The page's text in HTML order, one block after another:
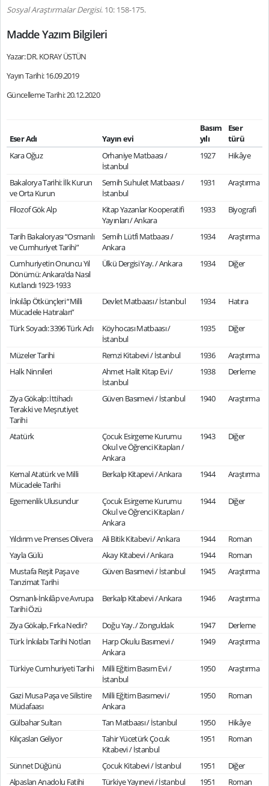
Sosyal Araştırmalar Dergisi. 10: 158-175.
Madde Yazım Bilgileri
Yazar: DR. KORAY ÜSTÜN
Yayın Tarihi: 16.09.2019
Güncelleme Tarihi: 20.12.2020
Eser Adı Yayın evi
Basım
yılı
Eser
türü
Kara Oğuz
Orhaniye Matbaası /
İstanbul
1927 Hikâye
Bakalorya Tarihi: İlk Kurun
ve Orta Kurun
Semih Suhulet Matbaası /
İstanbul
1931 Araştırma
Filozof Gök Alp
Kitap Yazanlar Kooperatifi
Yayınları / Ankara
1933 Biyografi
Tarih Bakaloryası “Osmanlı
ve Cumhuriyet Tarihi”
Semih Lütfi Matbaası /
Ankara
1934 Araştırma
Cumhuriyetin Onuncu Yıl
Dönümü: Ankara’da Nasıl
Kutlandı 1923-1933
Ülkü Dergisi Yay. / Ankara 1934 Diğer
İnkılâp Ötkünçleri “Milli
Mücadele Hatıraları”
Devlet Matbaası / İstanbul 1934 Hatıra
Türk Soyadı: 3396 Türk Adı
Köyhocası Matbaası /
İstanbul
1935 Diğer
Müzeler Tarihi Remzi Kitabevi / İstanbul 1936
Araştırma
Halk Ninnileri
Ahmet Halit Kitap Evi /
İstanbul
1938 Derleme
Ziya Gökalp: İttihadı
Terakki ve Meşrutiyet
Tarihi
Güven Basımevi / İstanbul 1940 Araştırma
Atatürk
Çocuk Esirgeme Kurumu
Okul ve Öğrenci Kitapları /
Ankara
1943 Diğer
Kemal Atatürk ve Milli
Mücadele Tarihi
Berkalp Kitapevi / Ankara 1944 Araştırma
Egemenlik Ulusundur
Çocuk Esirgeme Kurumu
Okul ve Öğrenci Kitapları /
Ankara
1944 Diğer
Yıldırım ve Prenses Olivera Ali Bitik Kitabevi / Ankara 1944
Roman
Yayla Gülü
Akay Kitabevi / Ankara 1944
Roman
Mustafa Reşit Paşa ve
Tanzimat Tarihi
Güven Basımevi / İstanbul 1945 Araştırma
Osmanlı-İnkılâp ve Avrupa
Tarihi Özü
Berkalp Kitabevi / Ankara 1946 Araştırma
Ziya Gökalp, Fırka Nedir? Doğu Yay. / Zonguldak 1947
Derleme
Türk İnkılabı Tarihi Notları
Harp Okulu Basımevi /
Ankara
1949 Araştırma
Türkiye Cumhuriyeti Tarihi
Milli Eğitim Basım Evi /
İstanbul
1950 Araştırma
Gazi Musa Paşa ve Silistire
Müdafaası
Milli Eğitim Basımevi /
Ankara
1950 Roman
Gülbahar Sultan Tan Matbaası / İstanbul 1950
Hikâye
Kılıçaslan Geliyor
Tahir Yücetürk Çocuk
Kitabevi / İstanbul
1951 Roman
Sünnet Düğünü Çocuk Kitabevi / İstanbul 1951
Diğer
Alpaslan Anadolu Fatihi
Türkiye Yayınevi / İstanbul 1951 Roman